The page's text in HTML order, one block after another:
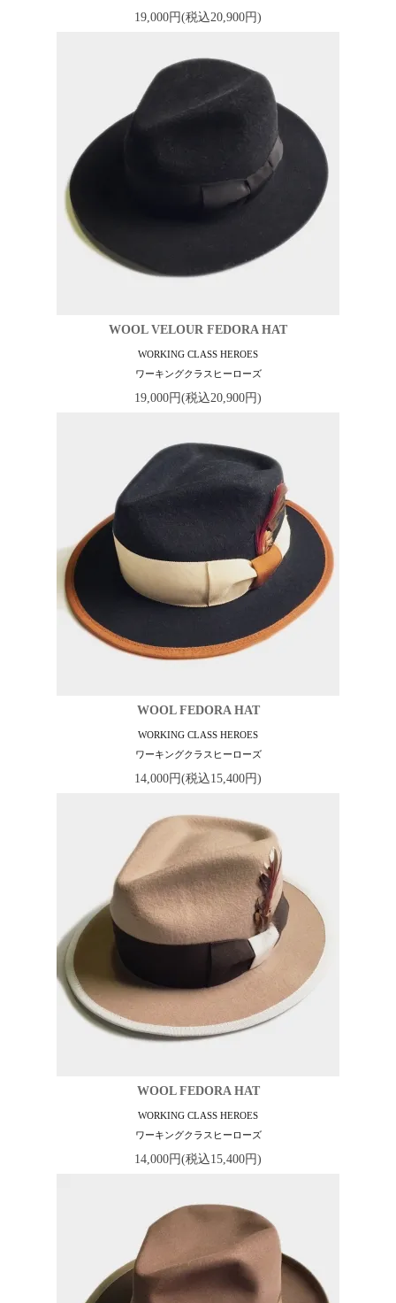
19,000円(税込20,900円)
WOOL VELOUR FEDORA HAT
WORKING CLASS HEROES
ワーキングクラスヒーローズ
19,000円(税込20,900円)
WOOL FEDORA HAT
WORKING CLASS HEROES
ワーキングクラスヒーローズ
14,000円(税込15,400円)
WOOL FEDORA HAT
WORKING CLASS HEROES
ワーキングクラスヒーローズ
14,000円(税込15,400円)